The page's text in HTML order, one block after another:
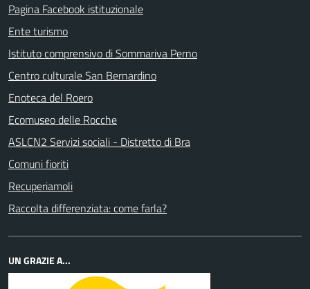
Pagina Facebook istituzionale
Ente turismo
Istituto comprensivo di Sommariva Perno
Centro culturale San Bernardino
Enoteca del Roero
Ecomuseo delle Rocche
ASLCN2 Servizi sociali - Distretto di Bra
Comuni fioriti
Recuperiamoli
Raccolta differenziata: come farla?
UN GRAZIE A...